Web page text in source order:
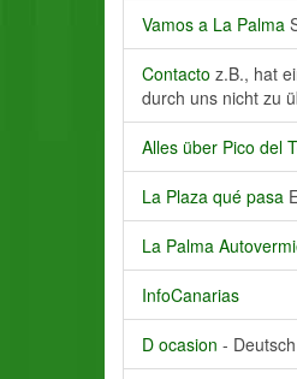
Vamos a La Palma
Contacto z.B., hat
durch uns nicht zu
Alles über Pico del
La Plaza qué pasa
La Palma
InfoCanarias
D ocasion -